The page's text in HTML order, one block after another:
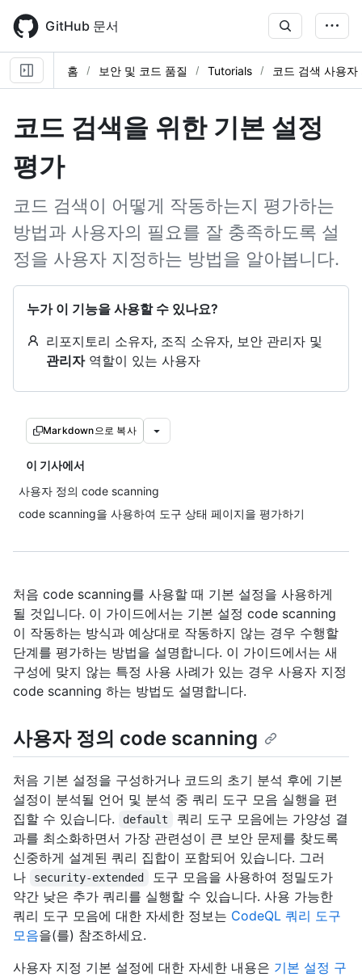
main
content
GitHub 문서
홈 보안 및 코드 품질 Tutorials 코드 검색 사용자
코드 검색을 위한 기본 설정
평가
코드 검색이 어떻게 작동하는지 평가하는
방법과 사용자의 필요를 잘 충족하도록 설
정을 사용자 지정하는 방법을 알아봅니다.
누가 이 기능을 사용할 수 있나요?
리포지토리 소유자, 조직 소유자, 보안 관리자 및
관리자역할이 있는 사용자
Markdown으로 복사
이 기사에서
사용자 정의 code scanning
code scanning을 사용하여 도구 상태 페이지을 평가하기
처음 code scanning를 사용할 때 기본 설정을 사용하게
될 것입니다. 이 가이드에서는 기본 설정 code scanning
이 작동하는 방식과 예상대로 작동하지 않는 경우 수행할
단계를 평가하는 방법을 설명합니다. 이 가이드에서는 새
구성에 맞지 않는 특정 사용 사례가 있는 경우 사용자 지정
code scanning 하는 방법도 설명합니다.
사용자 정의 code scanning
처음 기본 설정을 구성하거나 코드의 초기 분석 후에 기본
설정이 분석될 언어 및 분석 중 쿼리 도구 모음 실행을 편
집할 수 있습니다.
default
쿼리 도구 모음에는 가양성 결
과를 최소화하면서 가장 관련성이 큰 보안 문제를 찾도록
신중하게 설계된 쿼리 집합이 포함되어 있습니다. 그러
나
security-extended
도구 모음을 사용하여 정밀도가
약간 낮은 추가 쿼리를 실행할 수 있습니다. 사용 가능한
쿼리 도구 모음에 대한 자세한 정보는 CodeQL 쿼리 도구
모음을(를) 참조하세요.
사용자 지정 기본 설정에 대한 자세한 내용은 기본 설정 구